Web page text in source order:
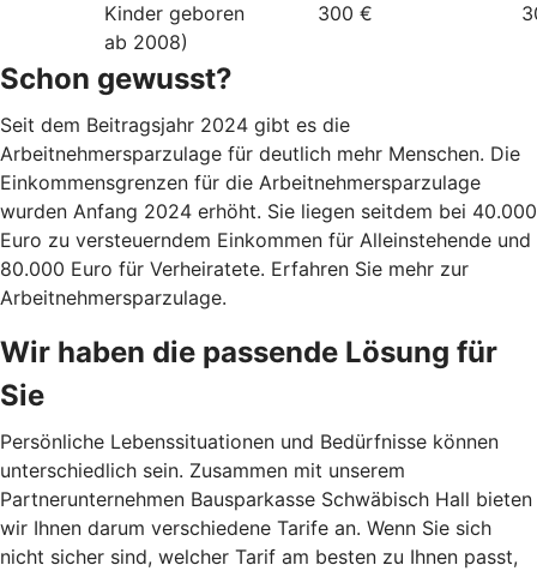
Kinder geboren
ab 2008)
300 €
Schon gewusst?
Seit dem Beitragsjahr 2024 gibt es die
Arbeitnehmersparzulage für deutlich mehr Menschen. Die
Einkommensgrenzen für die Arbeitnehmersparzulage
wurden Anfang 2024 erhöht. Sie liegen seitdem bei 40.000
Euro zu versteuerndem Einkommen für Alleinstehende und
80.000 Euro für Verheiratete. Erfahren Sie mehr zur
Arbeitnehmersparzulage.
Wir haben die passende Lösung für
Sie
Persönliche Lebenssituationen und Bedürfnisse können
unterschiedlich sein. Zusammen mit unserem
Partnerunternehmen Bausparkasse Schwäbisch Hall bieten
wir Ihnen darum verschiedene Tarife an. Wenn Sie sich
nicht sicher sind, welcher Tarif am besten zu Ihnen passt,